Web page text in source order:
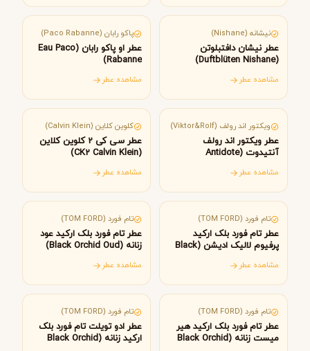
نیشانه (Nishane)
عطر نیشان دافتبلوتن
(Duftblüten Nishane)
مشاهده عطر
پاکو رابان (Paco Rabanne)
عطر او پاکو رابان (Eau Paco
Rabanne)
مشاهده عطر
ویکتور اند رولف (Viktor&Rolf)
عطر ویکتور اند رولف
آنتیدوت (Antidote
مشاهده عطر
کلوین کلاین (Calvin Klein)
عطر سی کی 2 کلوین کلاین
(CK2 Calvin Klein)
مشاهده عطر
تام فورد (TOM FORD)
عطر تام فورد بلک ارکید
پرفیوم لالیک ادیشن (Black
Edition)
مشاهده عطر
تام فورد (TOM FORD)
عطر تام فورد بلک ارکید عود
زنانه (Black Orchid Oud)
مشاهده عطر
تام فورد (TOM FORD)
عطر تام فورد بلک ارکید هیر
میست زنانه (Black Orchid
تام فورد (TOM FORD)
عطر ادو تویلت تام فورد بلک
ارکید زنانه (Black Orchid